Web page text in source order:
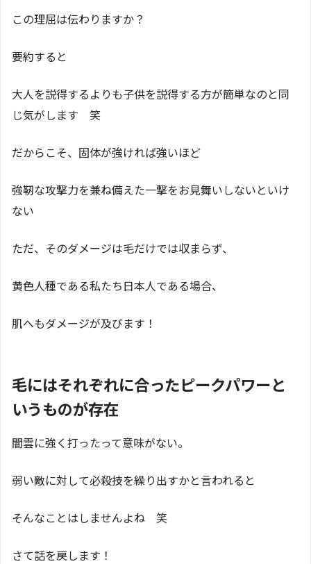
この理屈は伝わりますか？
要約すると
大人を説得するよりも子供を説得する方が簡単なのと同
じ気がします 笑
だからこそ、固体が強ければ強いほど
強靭な攻撃力を兼ね備えた一撃をお見舞いしないといけ
ない
ただ、そのダメージは毛だけでは収まらず、
黄色人種である私たち日本人である場合、
肌へもダメージが及びます！
毛にはそれぞれに合ったピークパワーと
いうものが存在
闇雲に強く打ったって意味がない。
弱い敵に対して必殺技を繰り出すかと言われると
そんなことはしませんよね 笑
さて話を戻します！